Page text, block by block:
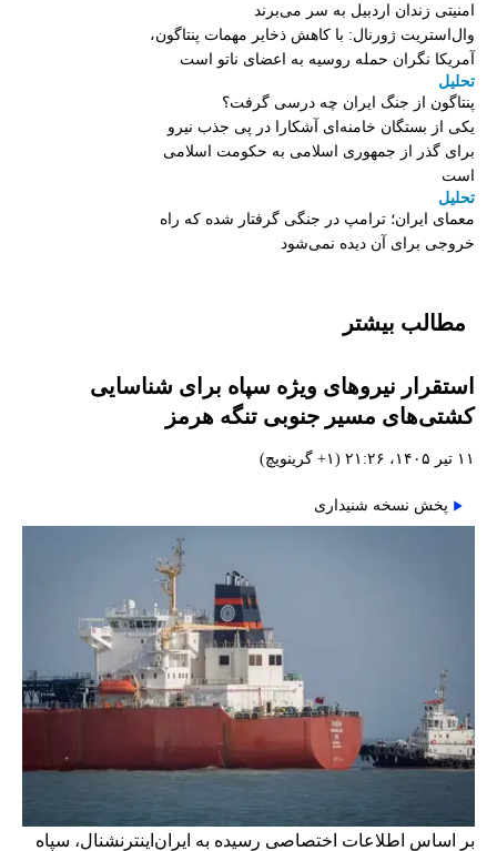
امنیتی زندان اردبیل به سر می‌برند
وال‌استریت ژورنال: با کاهش ذخایر مهمات پنتاگون،
آمریکا نگران حمله روسیه به اعضای ناتو‌ است
تحلیل
پنتاگون از جنگ ایران چه درسی گرفت؟
یکی از بستگان خامنه‌ای آشکارا در پی جذب نیرو
برای گذر از جمهوری اسلامی به حکومت اسلامی
است
تحلیل
معمای ایران؛ ترامپ در جنگی گرفتار شده که راه
خروجی برای آن دیده نمی‌شود
مطالب بیشتر
استقرار نیروهای ویژه سپاه برای شناسایی
کشتی‌های مسیر جنوبی تنگه هرمز
۱۱ تیر ۱۴۰۵، ۲۱:۲۶ (‎+۱ گرینویچ)
پخش نسخه شنیداری
بر اساس اطلاعات اختصاصی رسیده به ایران‌اینترنشنال، سپاه